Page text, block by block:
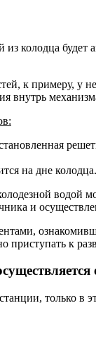
из колодца
к примеру, у
внутрь
на дне колодца.
и
приступать к
только в